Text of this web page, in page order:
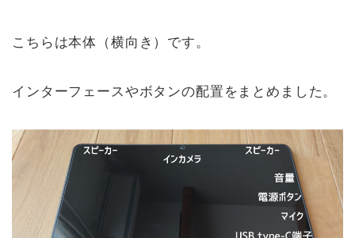
こちらは本体（横向き）です。
インターフェースやボタンの配置をまとめました。